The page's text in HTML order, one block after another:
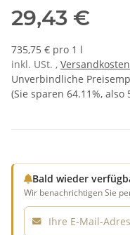
29,43 €
735,75 € pro 1 l
inkl. USt. ,
Unverbindliche
(Sie sparen 64.11%, also
Bald wieder
Wir benachrichtigen Sie
E-Mail